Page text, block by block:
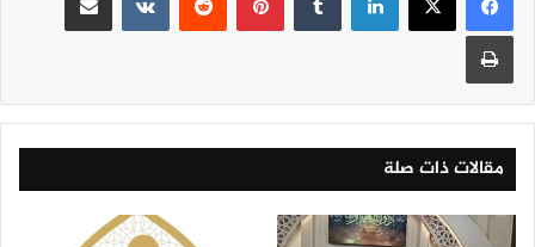
مقالات ذات صلة